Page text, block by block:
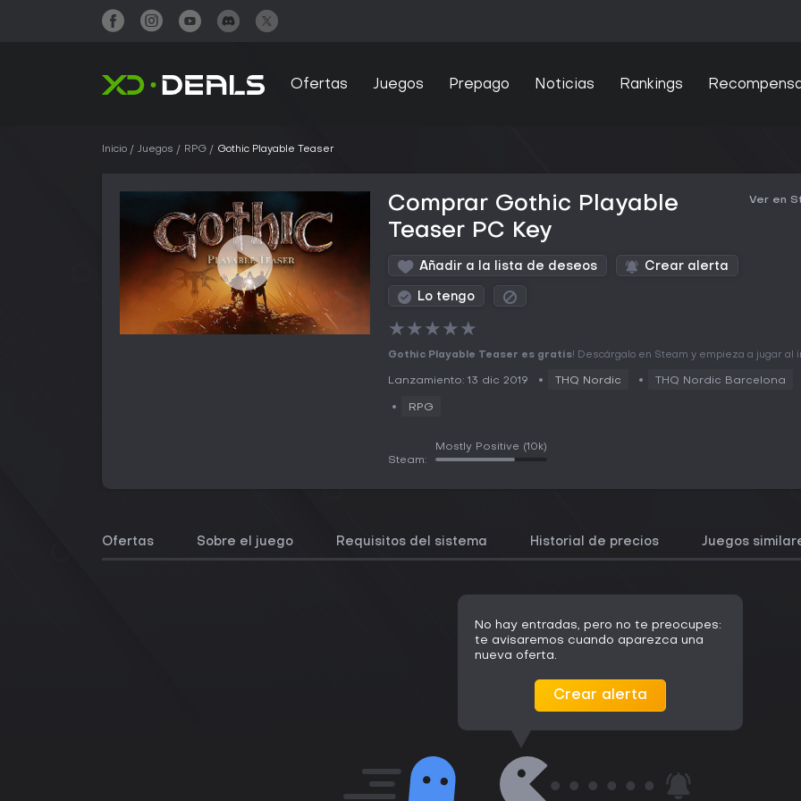
Ofertas Juegos Prepago Noticias Rankings
Inicio Juegos RPG Gothic Playable Teaser
Comprar Gothic Playable
Teaser PC Key
Ver en
Añadir a la lista de deseos Crear alerta
Lo tengo
★★★★★
Gothic Playable Teaser es gratis! Descárgalo en Steam y empieza a jugar al
Lanzamiento: 13 dic 2019 THQ Nordic THQ Nordic Barcelona
RPG
Steam:
Mostly Positive (10k)
Ofertas Sobre el juego Requisitos del sistema Historial de precios Juegos
No hay entradas, pero no te preocupes:
te avisaremos cuando aparezca una
nueva oferta.
Crear alerta